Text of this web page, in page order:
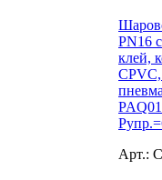
PN16
клей,
Арт.: